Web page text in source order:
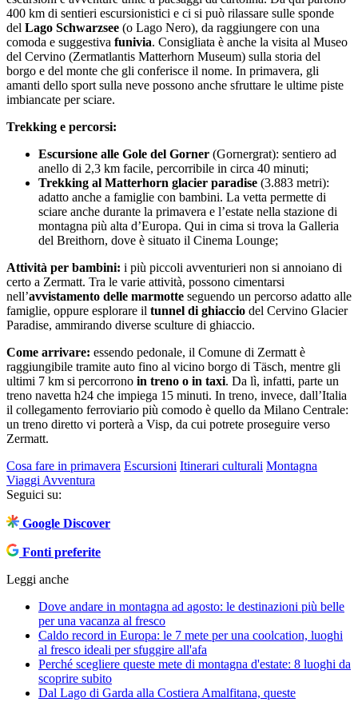
400 km di sentieri escursionistici e ci si può rilassare sulle sponde
del Lago Schwarzsee (o Lago Nero), da raggiungere con una
comoda e suggestiva funivia. Consigliata è anche la visita al Museo
del Cervino (Zermatlantis Matterhorn Museum) sulla storia del
borgo e del monte che gli conferisce il nome. In primavera, gli
amanti dello sport sulla neve possono anche sfruttare le ultime piste
imbiancate per sciare.
Trekking e percorsi:
Escursione alle Gole del Gorner (Gornergrat): sentiero ad
anello di 2,3 km facile, percorribile in circa 40 minuti;
Trekking al Matterhorn glacier paradise (3.883 metri):
adatto anche a famiglie con bambini. La vetta permette di
sciare anche durante la primavera e l’estate nella stazione di
montagna più alta d’Europa. Qui in cima si trova la Galleria
del Breithorn, dove è situato il Cinema Lounge;
Attività per bambini: i più piccoli avventurieri non si annoiano di
certo a Zermatt. Tra le varie attività, possono cimentarsi
nell’avvistamento delle marmotte seguendo un percorso adatto alle
famiglie, oppure esplorare il tunnel di ghiaccio del Cervino Glacier
Paradise, ammirando diverse sculture di ghiaccio.
Come arrivare: essendo pedonale, il Comune di Zermatt è
raggiungibile tramite auto fino al vicino borgo di Täsch, mentre gli
ultimi 7 km si percorrono in treno o in taxi. Da lì, infatti, parte un
treno navetta h24 che impiega 15 minuti. In treno, invece, dall’Italia
il collegamento ferroviario più comodo è quello da Milano Centrale:
un treno diretto vi porterà a Visp, da cui potrete proseguire verso
Zermatt.
Cosa fare in primavera Escursioni Itinerari culturali Montagna
Viaggi Avventura
Seguici su:
Google Discover
Fonti preferite
Leggi anche
Dove andare in montagna ad agosto: le destinazioni più belle
per una vacanza al fresco
Caldo record in Europa: le 7 mete per una coolcation, luoghi
al fresco ideali per sfuggire all'afa
Perché scegliere queste mete di montagna d'estate: 8 luoghi da
scoprire subito
Dal Lago di Garda alla Costiera Amalfitana, queste